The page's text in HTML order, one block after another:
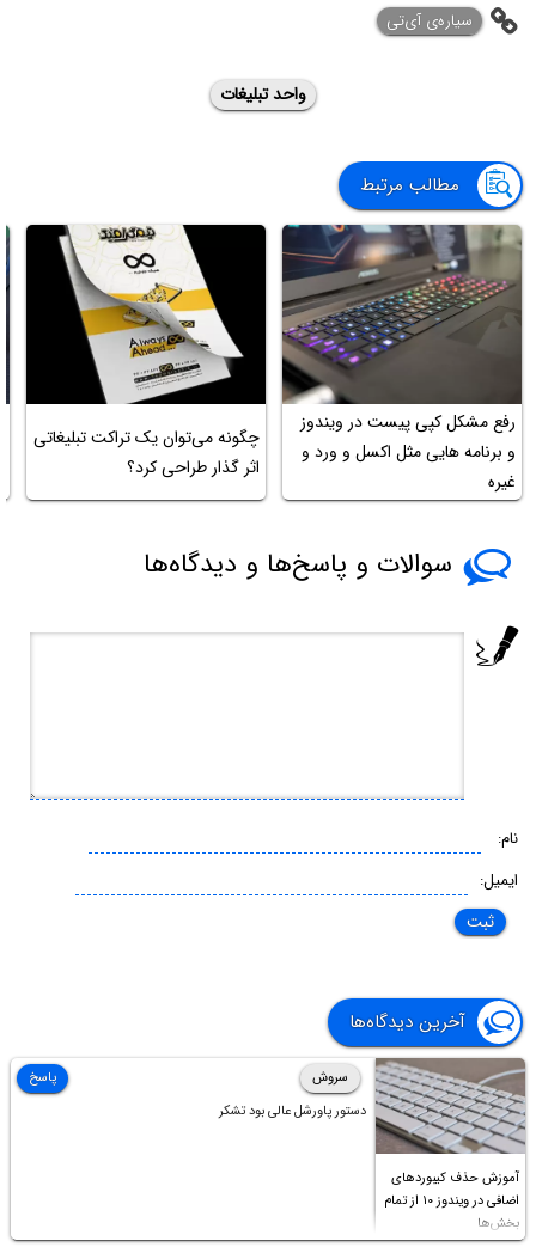
‌سیاره‌ی آی‌تی
واحد تبلیغات
مطالب مرتبط
رفع مشکل کپی پیست در ویندوز
و برنامه هایی مثل اکسل و ورد و
غیره
چگونه می‌توان یک تراکت تبلیغاتی
اثر گذار طراحی کرد؟
سوالات و پاسخ‌ها و دیدگاه‌ها
نام:
ایمیل:
آخرین دیدگاه‌ها
آموزش حذف کیبوردهای
اضافی در ویندوز ۱۰ از تمام
بخش‌ها
سروش
دستور پاورشل عالی بود تشکر
پاسخ